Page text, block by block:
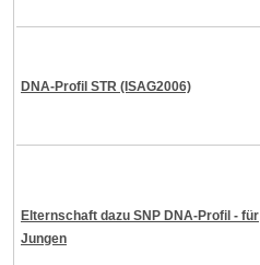
DNA-Profil STR (ISAG2006)
Elternschaft dazu SNP DNA-Profil - für
Jungen